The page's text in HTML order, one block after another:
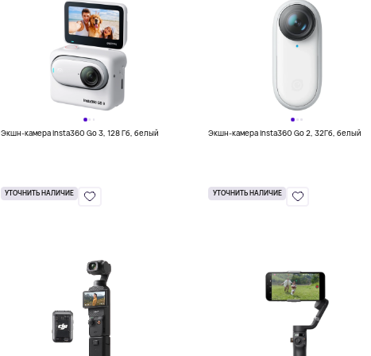
Экшн-камера Insta360 Go 3, 128 Гб, белый
УТОЧНИТЬ НАЛИЧИЕ
Экшн-камера Insta360 Go 2, 32Гб, белый
УТОЧНИТЬ НАЛИЧИЕ